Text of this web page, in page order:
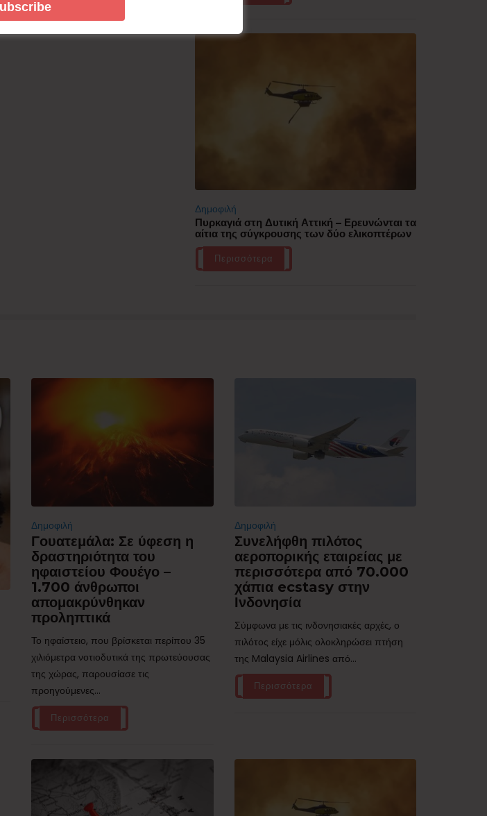
Δημοφιλή
Πυρκαγιά στη Δυτική Αττική – Ερευνώνται τα
αίτια της σύγκρουσης των δύο ελικοπτέρων
Περισσότερα
Δημοφιλή
Γουατεμάλα: Σε ύφεση η
δραστηριότητα του
ηφαιστείου Φουέγο –
1.700 άνθρωποι
απομακρύνθηκαν
προληπτικά
Το ηφαίστειο, που βρίσκεται περίπου 35
χιλιόμετρα νοτιοδυτικά της πρωτεύουσας
της χώρας, παρουσίασε τις
προηγούμενες...
Περισσότερα
Δημοφιλή
Συνελήφθη πιλότος
αεροπορικής εταιρείας με
περισσότερα από 70.000
χάπια ecstasy στην
Ινδονησία
Σύμφωνα με τις ινδονησιακές αρχές, ο
πιλότος είχε μόλις ολοκληρώσει πτήση
της Malaysia Airlines από...
Περισσότερα